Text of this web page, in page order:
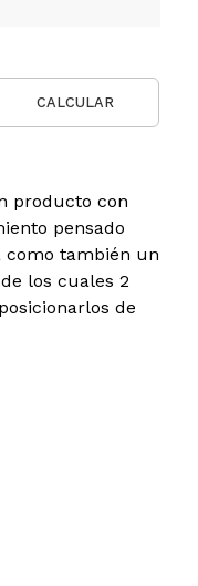
CALCULAR
producto con
pensado
como también un
los cuales 2
de